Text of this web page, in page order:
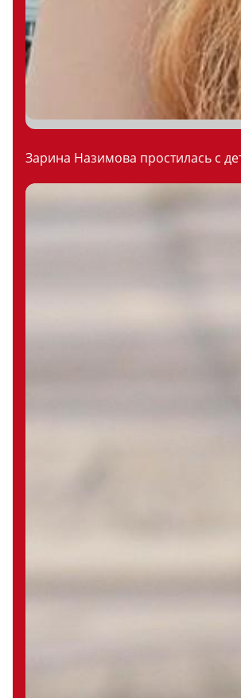
Зарина Назимова простилась с